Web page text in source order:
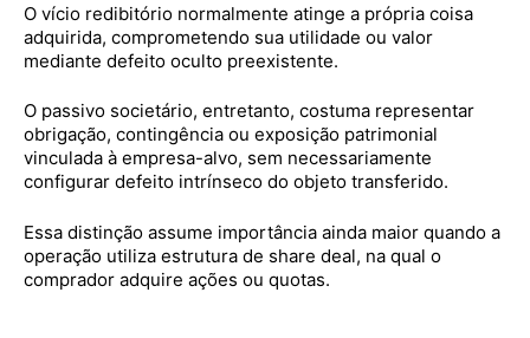
O vício redibitório normalmente atinge a própria coisa
adquirida, comprometendo sua utilidade ou valor
mediante defeito oculto preexistente.
O passivo societário, entretanto, costuma representar
obrigação, contingência ou exposição patrimonial
vinculada à empresa-alvo, sem necessariamente
configurar defeito intrínseco do objeto transferido.
Essa distinção assume importância ainda maior quando a
operação utiliza estrutura de share deal, na qual o
comprador adquire ações ou quotas.